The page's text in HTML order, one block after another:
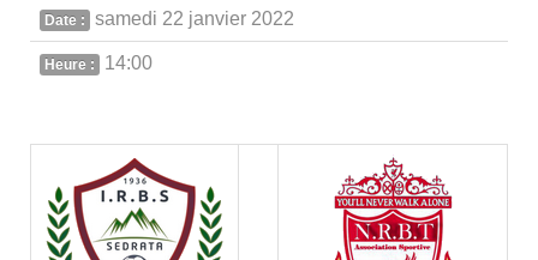
Date : samedi 22 janvier 2022
Heure : 14:00